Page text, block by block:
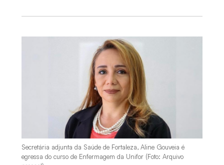
Secretária adjunta da Saúde de Fortaleza, Aline Gouveia é
egressa do curso de Enfermagem da Unifor (Foto: Arquivo